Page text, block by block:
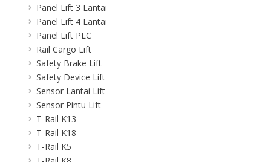
Panel Lift 3 Lantai
Panel Lift 4 Lantai
Panel Lift PLC
Rail Cargo Lift
Safety Brake Lift
Safety Device Lift
Sensor Lantai Lift
Sensor Pintu Lift
T-Rail K13
T-Rail K18
T-Rail K5